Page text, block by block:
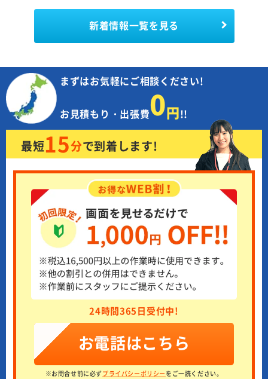
新着情報一覧を見る
まずはお気軽にご相談ください!
お見積もり・出張費0円!!
最短15分で到着します!
24時間365日受付中!
お電話はこちら
※お問合せ前に必ずプライバシーポリシー をご一読ください。